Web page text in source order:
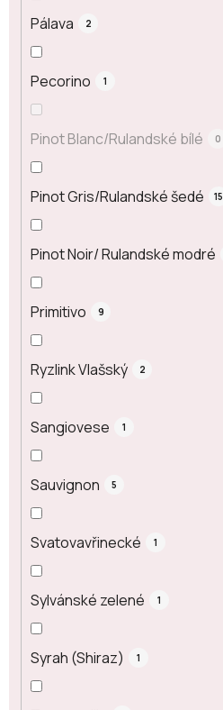
Pálava 2
Pecorino 1
Pinot Blanc/Rulandské bílé 0
Pinot Gris/Rulandské šedé 15
Pinot Noir/ Rulandské modré
Primitivo 9
Ryzlink Vlašský 2
Sangiovese 1
Sauvignon 5
Svatovavřinecké 1
Sylvánské zelené 1
Syrah (Shiraz) 1